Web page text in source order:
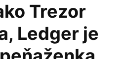
Trezor
Ledger je